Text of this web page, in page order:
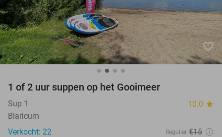
7 dagen per week beschikbaar
10+ miljoen leden
favorite_border
1 of 2 uur suppen op het Gooimeer
Sup 1 10.0 star
Blaricum
Verkocht: 22
Regulier €15